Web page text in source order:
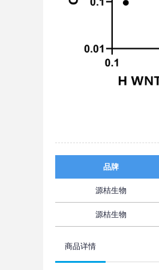
品牌
源桔生物
源桔生物
商品详情